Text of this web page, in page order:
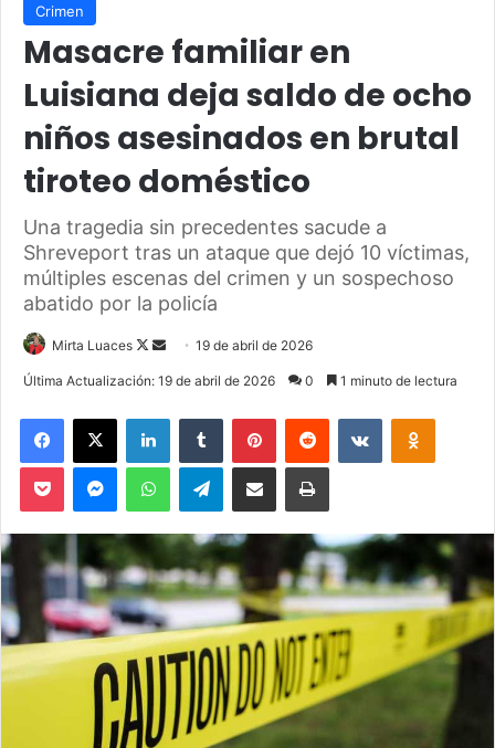
Crimen
Masacre familiar en
Luisiana deja saldo de ocho
niños asesinados en brutal
tiroteo doméstico
Una tragedia sin precedentes sacude a
Shreveport tras un ataque que dejó 10 víctimas,
múltiples escenas del crimen y un sospechoso
abatido por la policía
Mirta Luaces
F
l
o
n
d
m
i
l
19 de abril de 2026
Última Actualización: 19 de abril de 2026 0 1 minuto de lectura
Telegram